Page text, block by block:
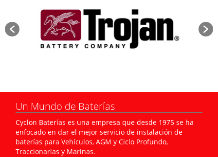
Un Mundo de Baterías
Cyclon Baterías es una empresa que desde 1975 se ha
enfocado en dar el mejor servicio de instalación de
baterías para Vehículos, AGM y Ciclo Profundo,
Traccionarias y Marinas.